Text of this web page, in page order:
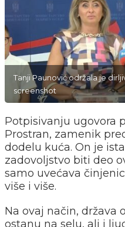
Tanji Paunović održala je
screenshot
Potpisivanju ugovora
Prostran, zamenik
dodelu kuća. On je
zadovoljstvo biti deo
samo uvećava
više i više.
Na ovaj način, država
ostanu na selu, ali i